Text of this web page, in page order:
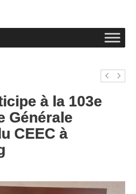
à la 103e
Générale
CEEC à